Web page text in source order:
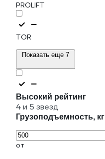
PROLIFT
TOR
Показать еще 7
Высокий рейтинг
4 и 5 звезд
Грузоподъемность, кг
от